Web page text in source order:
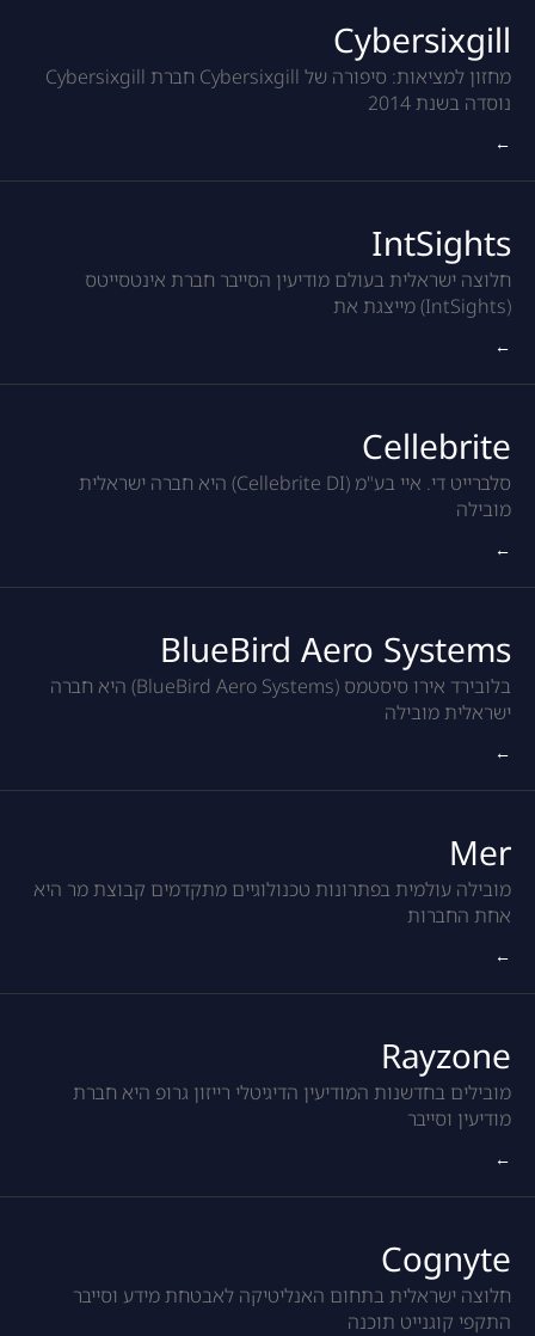
Cybersixgill
מחזון למציאות: סיפורה של Cybersixgill חברת Cybersixgill
נוסדה בשנת 2014
←
IntSights
חלוצה ישראלית בעולם מודיעין הסייבר חברת אינטסייטס
(IntSights) מייצגת את
←
Cellebrite
סלברייט די. איי בע"מ (Cellebrite DI) היא חברה ישראלית
מובילה
←
BlueBird Aero Systems
בלובירד אירו סיסטמס (BlueBird Aero Systems) היא חברה
ישראלית מובילה
←
Mer
מובילה עולמית בפתרונות טכנולוגיים מתקדמים קבוצת מר היא
אחת החברות
←
Rayzone
מובילים בחדשנות המודיעין הדיגיטלי רייזון גרופ היא חברת
מודיעין וסייבר
←
Cognyte
חלוצה ישראלית בתחום האנליטיקה לאבטחת מידע וסייבר
התקפי קוגנייט תוכנה